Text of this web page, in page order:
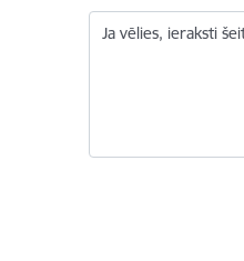
Ja vēlies, ieraksti